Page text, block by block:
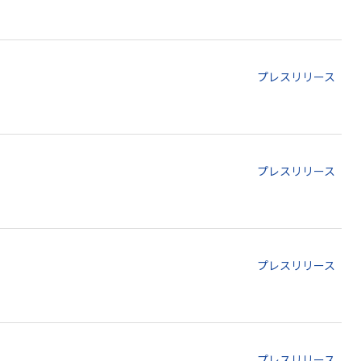
プレスリリース
プレスリリース
プレスリリース